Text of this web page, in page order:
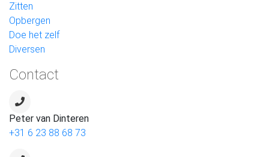
Zitten
Opbergen
Doe het zelf
Diversen
Contact
Peter van Dinteren
+31 6 23 88 68 73